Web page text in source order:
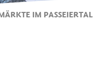
IM PASSEIERTAL